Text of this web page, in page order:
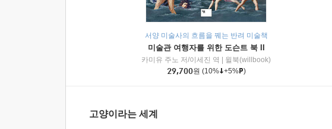
서양 미술사의 흐름을 꿰는 반려 미술책
미술관 여행자를 위한 도슨트 북 II
카미유 주노 저/이세진 역
윌북(willbook)
29,700원 (10% +5% )
고양이라는 세계